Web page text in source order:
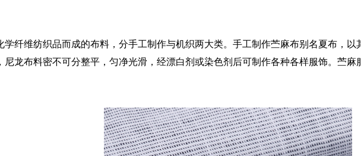
纤维纺织品而成的布料，分手工制作与机织两大类。手工制作苎麻布别名夏布，
龙布料密不可分整平，匀净光滑，经漂白剂或染色剂后可制作各种各样服饰。苎麻